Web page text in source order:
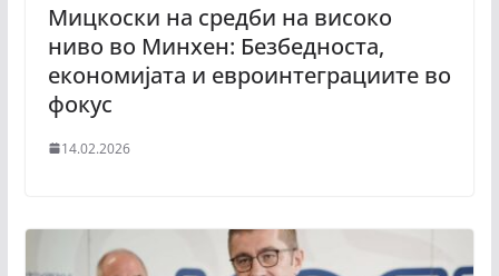
Мицкоски на средби на високо
ниво во Минхен: Безбедноста,
економијата и евроинтеграциите во
фокус
14.02.2026